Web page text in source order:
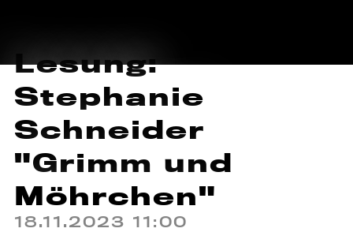
Lesung:
Stephanie
Schneider
"Grimm und
Möhrchen"
18.11.2023 11:00